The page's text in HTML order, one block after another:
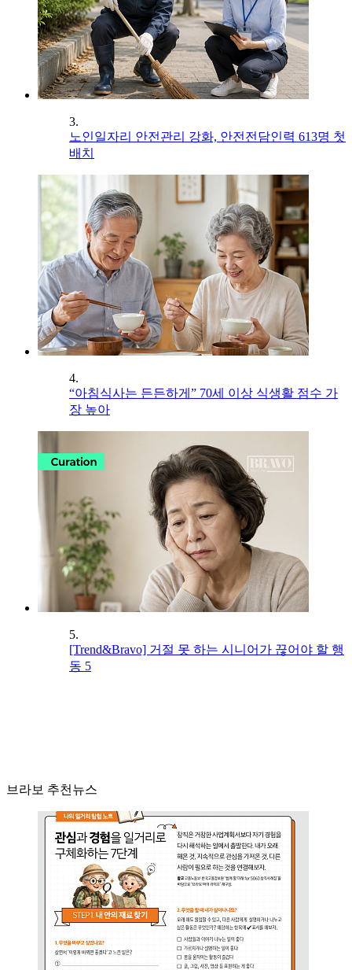
3.
노인일자리 안전관리 강화, 안전전담인력 613명 첫
배치
4.
“아침식사는 든든하게” 70세 이상 식생활 점수 가
장 높아
5.
[Trend&Bravo] 거절 못 하는 시니어가 끊어야 할 행
동 5
브라보 추천뉴스